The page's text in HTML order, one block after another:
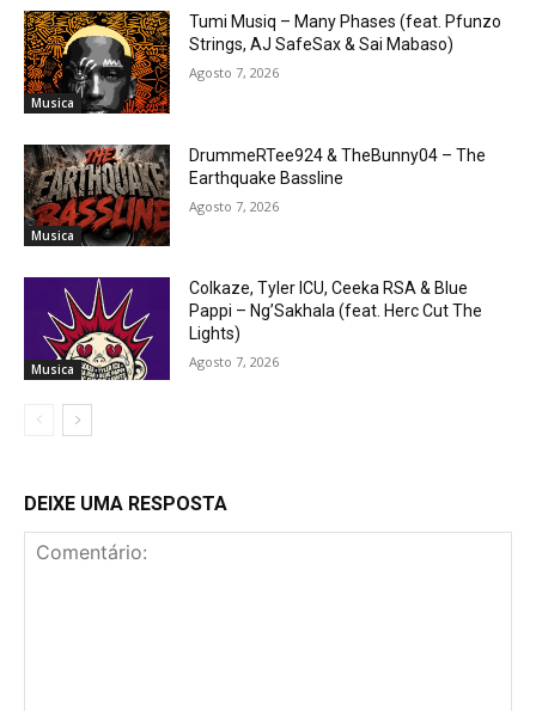
Musica
Tumi Musiq – Many Phases (feat. Pfunzo
Strings, AJ SafeSax & Sai Mabaso)
Agosto 7, 2026
Musica
DrummeRTee924 & TheBunny04 – The
Earthquake Bassline
Agosto 7, 2026
Musica
Colkaze, Tyler ICU, Ceeka RSA & Blue
Pappi – Ng’Sakhala (feat. Herc Cut The
Lights)
Agosto 7, 2026
DEIXE UMA RESPOSTA